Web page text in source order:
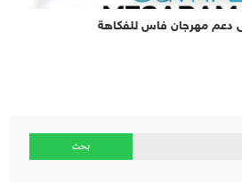
دعم مهرجان فاس للفكاهة